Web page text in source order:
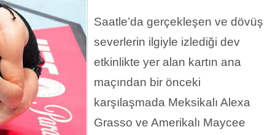
Saatle’da gerçekleşen ve dövüş
severlerin ilgiyle izlediği dev
etkinlikte yer alan kartın ana
maçından bir önceki
karşılaşmada Meksikalı Alexa
Grasso ve Amerikalı Maycee